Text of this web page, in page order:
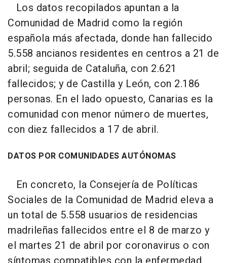
Los datos recopilados apuntan a la
Comunidad de Madrid como la región
española más afectada, donde han fallecido
5.558 ancianos residentes en centros a 21 de
abril; seguida de Cataluña, con 2.621
fallecidos; y de Castilla y León, con 2.186
personas. En el lado opuesto, Canarias es la
comunidad con menor número de muertes,
con diez fallecidos a 17 de abril.
DATOS POR COMUNIDADES AUTÓNOMAS
En concreto, la Consejería de Políticas
Sociales de la Comunidad de Madrid eleva a
un total de 5.558 usuarios de residencias
madrileñas fallecidos entre el 8 de marzo y
el martes 21 de abril por coronavirus o con